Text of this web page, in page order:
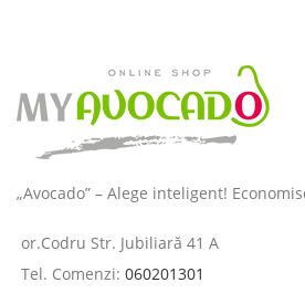
„Avocado” – Alege inteligent!
or.Codru Str. Jubiliară 41 A
Tel. Comenzi: 060201301